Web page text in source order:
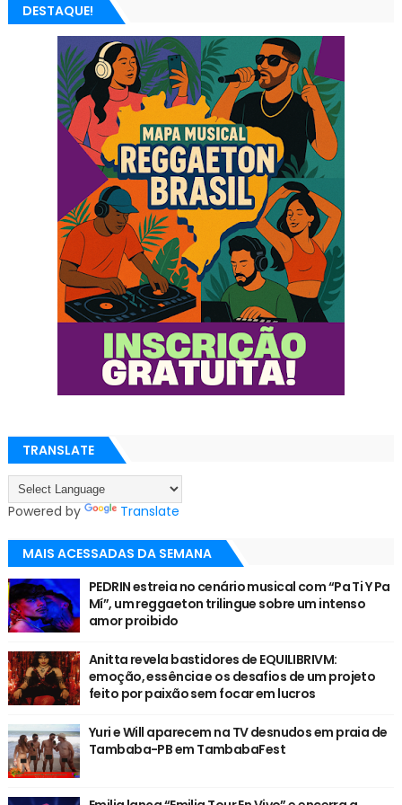
DESTAQUE!
TRANSLATE
Powered by Translate
MAIS ACESSADAS DA SEMANA
PEDRIN estreia no cenário musical com “Pa Ti Y Pa
Mí”, um reggaeton trilingue sobre um intenso
amor proibido
Anitta revela bastidores de EQUILIBRIVM:
emoção, essência e os desafios de um projeto
feito por paixão sem focar em lucros
Yuri e Will aparecem na TV desnudos em praia de
Tambaba-PB em TambabaFest